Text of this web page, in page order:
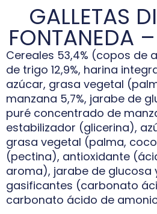
GALLETAS
FONTANEDA
Cereales 53,4% (copos de
de trigo 12,9%, harina
azúcar, grasa vegetal
manzana 5,7%, jarabe de
puré concentrado de
estabilizador (glicerina),
grasa vegetal (palma,
(pectina), antioxidante
aroma), jarabe de glucosa
gasificantes (carbonato
carbonato ácido de